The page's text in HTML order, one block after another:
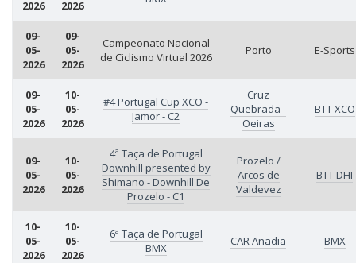
2026
2026
09-
05-
2026
09-
05-
2026
Campeonato Nacional
de Ciclismo Virtual 2026
Porto E-Sports
09-
05-
2026
10-
05-
2026
#4 Portugal Cup XCO -
Jamor - C2
Cruz
Quebrada -
Oeiras
BTT XCO
09-
05-
2026
10-
05-
2026
4ª Taça de Portugal
Downhill presented by
Shimano - Downhill De
Prozelo - C1
Prozelo /
Arcos de
Valdevez
BTT DHI
10-
05-
2026
10-
05-
2026
6ª Taça de Portugal
BMX
CAR Anadia BMX